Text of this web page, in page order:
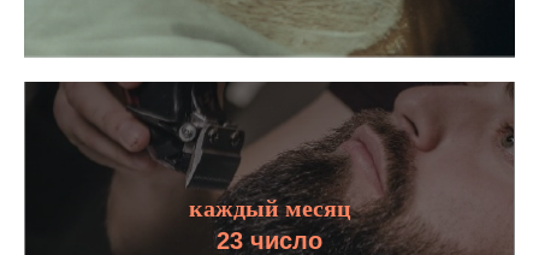
каждый месяц
23 число